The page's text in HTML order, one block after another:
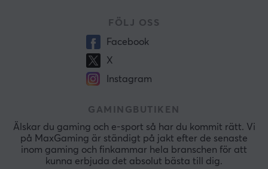
FÖLJ OSS
Facebook
X
Instagram
GAMINGBUTIKEN
Älskar du gaming och e-sport så har du kommit rätt. Vi
på MaxGaming är ständigt på jakt efter de senaste
inom gaming och finkammar hela branschen för att
kunna erbjuda det absolut bästa till dig.